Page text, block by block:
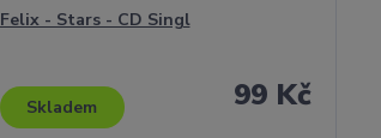
Felix - Stars - CD Singl
99 Kč
Skladem